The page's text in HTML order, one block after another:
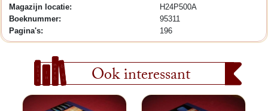
Magazijn locatie:
H24P500A
Boeknummer:
95311
Pagina's:
196
Ook interessant